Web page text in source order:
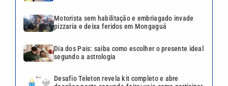
VEJA TAMBÉM
Dia dos Pais: saiba como